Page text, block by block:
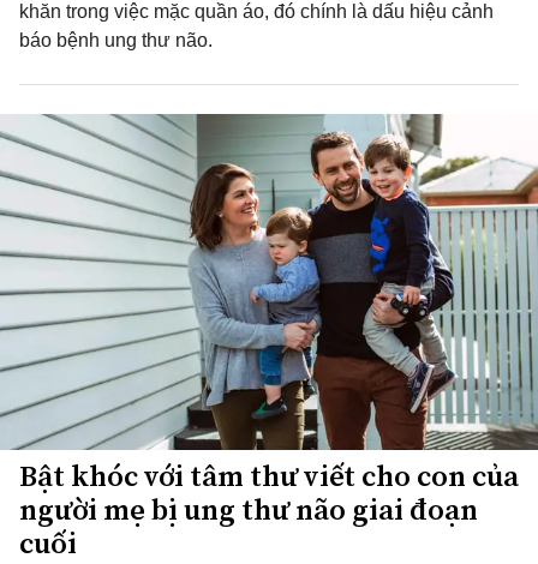
khăn trong việc mặc quần áo, đó chính là dấu hiệu cảnh
báo bệnh ung thư não.
Bật khóc với tâm thư viết cho con của
người mẹ bị ung thư não giai đoạn
cuối